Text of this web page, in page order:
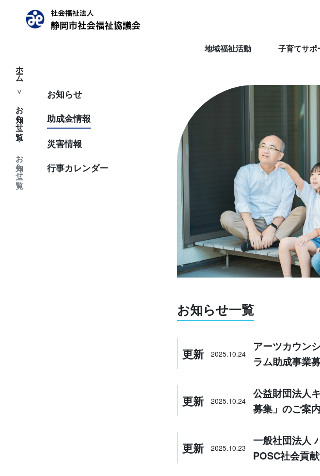
地域福祉活動 子育てサポ
ホーム
お知らせ一覧
お知らせ一覧
お知らせ
助成金情報
災害情報
行事カレンダー
お知らせ一覧
更新 2025.10.24
アーツカウン
ラム助成事業
更新 2025.10.24
公益財団法人
募集」のご案内
更新 2025.10.23
一般社団法人
POSC社会貢